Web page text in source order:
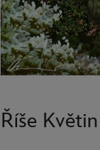
Říše Květin